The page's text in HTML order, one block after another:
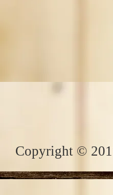
Copyright ©